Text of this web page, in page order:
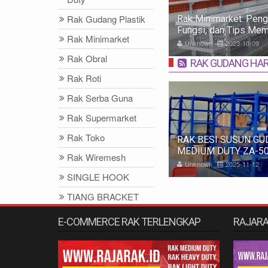
Rak Display Produk/Barang
Minimarket, Supermarket dan
2023-10-17
Rak Minimarket:
Fungsi, dan Tips
Unknown 2023-10-09
RAK GUDANG
ARSIP BESI KANTOR PREMIUM
TIPE SR-4 SUSUN 5, UKURAN
RAK BESI SUSUN
MEDIUM DUTY ZA-
BIRU, UKURAN
Unknown 2025-11-12
Rak Gudang Plastik
Rak Minimarket
Rak Obral
Rak Roti
Rak Serba Guna
Rak Supermarket
Rak Toko
Rak Wiremesh
SINGLE HOOK
TIANG BRACKET
SYSTEM
Tiang Antrian
Trolley
E-COMMERCE RAK TERLENGKAP